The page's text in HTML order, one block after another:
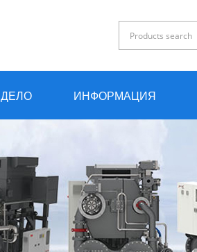
ДЕЛО ИНФОРМАЦИЯ